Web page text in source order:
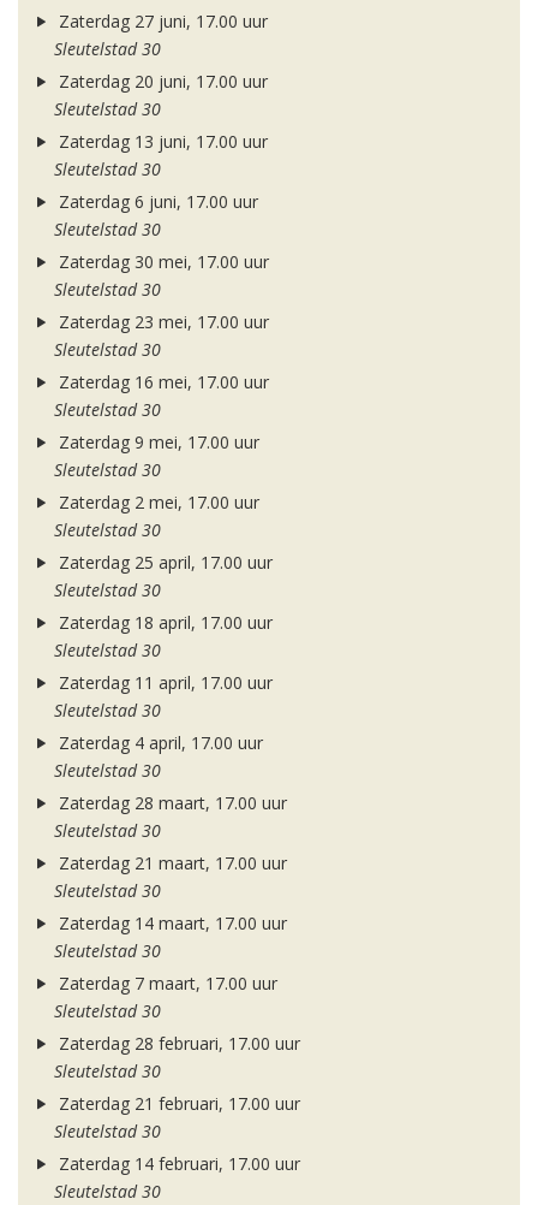
Zaterdag 27 juni, 17.00 uur
Sleutelstad 30
Zaterdag 20 juni, 17.00 uur
Sleutelstad 30
Zaterdag 13 juni, 17.00 uur
Sleutelstad 30
Zaterdag 6 juni, 17.00 uur
Sleutelstad 30
Zaterdag 30 mei, 17.00 uur
Sleutelstad 30
Zaterdag 23 mei, 17.00 uur
Sleutelstad 30
Zaterdag 16 mei, 17.00 uur
Sleutelstad 30
Zaterdag 9 mei, 17.00 uur
Sleutelstad 30
Zaterdag 2 mei, 17.00 uur
Sleutelstad 30
Zaterdag 25 april, 17.00 uur
Sleutelstad 30
Zaterdag 18 april, 17.00 uur
Sleutelstad 30
Zaterdag 11 april, 17.00 uur
Sleutelstad 30
Zaterdag 4 april, 17.00 uur
Sleutelstad 30
Zaterdag 28 maart, 17.00 uur
Sleutelstad 30
Zaterdag 21 maart, 17.00 uur
Sleutelstad 30
Zaterdag 14 maart, 17.00 uur
Sleutelstad 30
Zaterdag 7 maart, 17.00 uur
Sleutelstad 30
Zaterdag 28 februari, 17.00 uur
Sleutelstad 30
Zaterdag 21 februari, 17.00 uur
Sleutelstad 30
Zaterdag 14 februari, 17.00 uur
Sleutelstad 30